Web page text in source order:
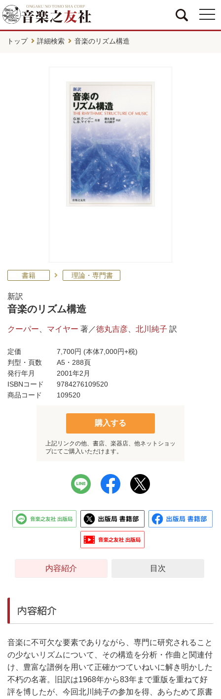
トップ 詳細検索 音楽のリズム構造
書籍 理論・専門書
新訳
音楽のリズム構造
クーパー マイヤー 著／徳丸吉彦 北川純子 訳
定価 7,700円 (本体7,000円+税)
判型・頁数
A5・288頁
発行年月
2001年2月
ISBNコード
9784276109520
商品コード
109520
購入する
上記リンクの他、書店、楽器店、他ネットショッ
プにてご購入いただけます。
内容紹介 目次
内容紹介
音楽に不可欠な要素でありながら、専門に研究されること
の少ないリズムについて、その構造を分析・作曲と関連付
け、豊富な譜例を用いて正確かつていねいに解き明かした
不朽の名著。旧訳は1968年から83年まで重版を重ねて好
評を博したが、今回北川純子の参加を得、あらためて原書